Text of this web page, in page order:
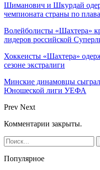
Шиманович и Шкурдай
чемпионата страны по
Волейболисты «Шахтера»
лидеров российской
Хоккеисты «Шахтера»
сезоне экстралиги
Минские динамовцы
Юношеской лиги УЕФА
Prev Next
Комментарии закрыты.
Популярное